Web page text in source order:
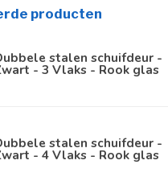
producten
stalen schuifdeur -
- 3 Vlaks - Rook glas
stalen schuifdeur -
- 4 Vlaks - Rook glas